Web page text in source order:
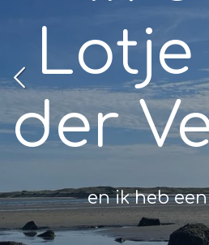
der
en ik heb